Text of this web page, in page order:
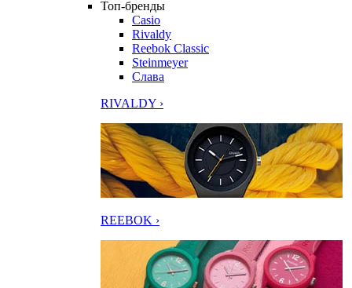
Топ-бренды
Casio
Rivaldy
Reebok Classic
Steinmeyer
Слава
RIVALDY ›
REEBOK ›